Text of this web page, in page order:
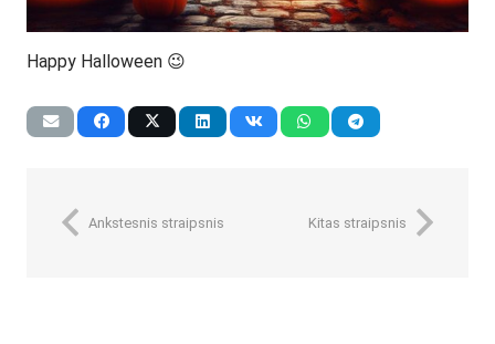
Happy Halloween 😉
Ankstesnis straipsnis Kitas straipsnis